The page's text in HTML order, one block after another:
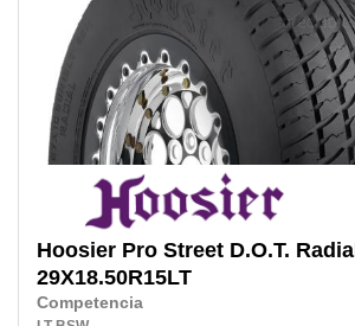
Hoosier Pro Street D.O.T. Radial
29X18.50R15LT
Competencia